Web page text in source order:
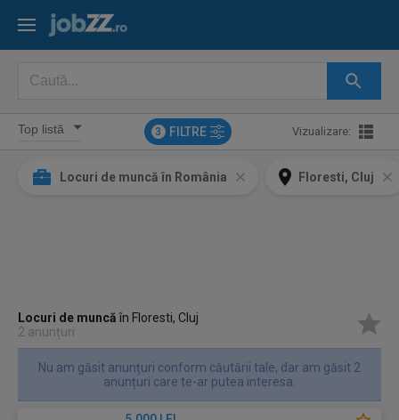
3 FILTRE Vizualizare:
Locuri de muncă în România Floresti, Cluj
Locuri de muncăîn Floresti, Cluj
2 anunțuri
Nu am găsit anunțuri conform căutării tale, dar am găsit 2
anunțuri care te-ar putea interesa.